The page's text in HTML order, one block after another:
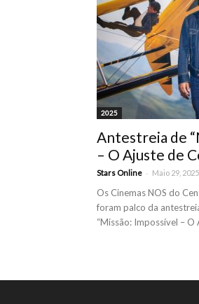
2025
Antestreia de
– O Ajuste de
Stars Online - Maio 29, 2025
Os Cinemas NOS do
foram palco da
“Missão: Impossível – O